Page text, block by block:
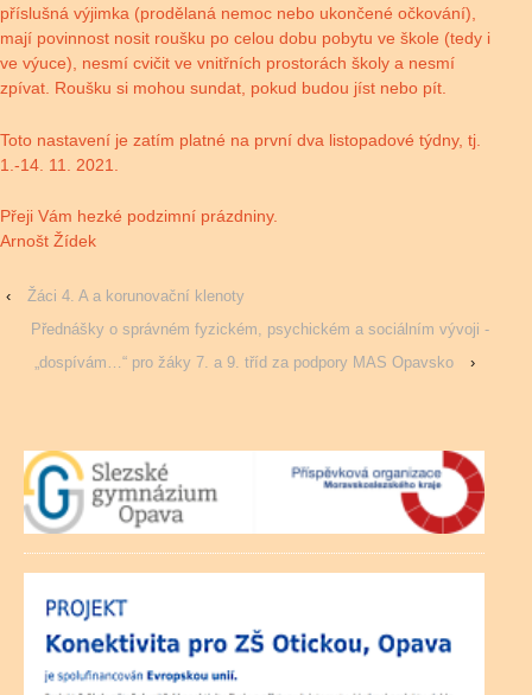
příslušná výjimka (prodělaná nemoc nebo ukončené očkování),
mají povinnost nosit roušku po celou dobu pobytu ve škole (tedy i
ve výuce), nesmí cvičit ve vnitřních prostorách školy a nesmí
zpívat. Roušku si mohou sundat, pokud budou jíst nebo pít.
Toto nastavení je zatím platné na první dva listopadové týdny, tj.
1.-14. 11. 2021.
Přeji Vám hezké podzimní prázdniny.
Arnošt Žídek
‹
Žáci 4. A a korunovační klenoty
Přednášky o správném fyzickém, psychickém a sociálním vývoji -
„dospívám…“ pro žáky 7. a 9. tříd za podpory MAS Opavsko
›